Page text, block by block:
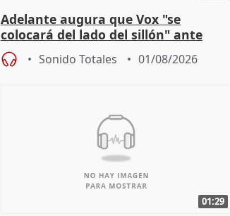
Adelante augura que Vox "se
colocará del lado del sillón" ante
iniciativas de la oposición
Sonido Totales 01/08/2026
01:29